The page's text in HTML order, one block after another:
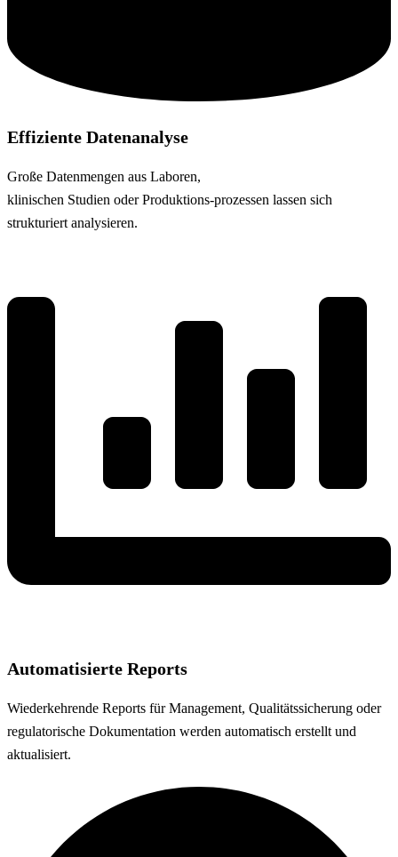
Effiziente Datenanalyse
Große Datenmengen aus Laboren,
klinischen Studien oder Produktions-prozessen lassen sich
strukturiert analysieren.
Automatisierte Reports
Wiederkehrende Reports für Management, Qualitätssicherung oder
regulatorische Dokumentation werden automatisch erstellt und
aktualisiert.